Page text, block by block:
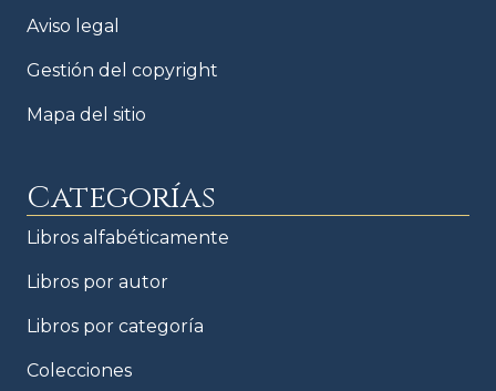
Aviso legal
Gestión del copyright
Mapa del sitio
Categorías
Libros alfabéticamente
Libros por autor
Libros por categoría
Colecciones